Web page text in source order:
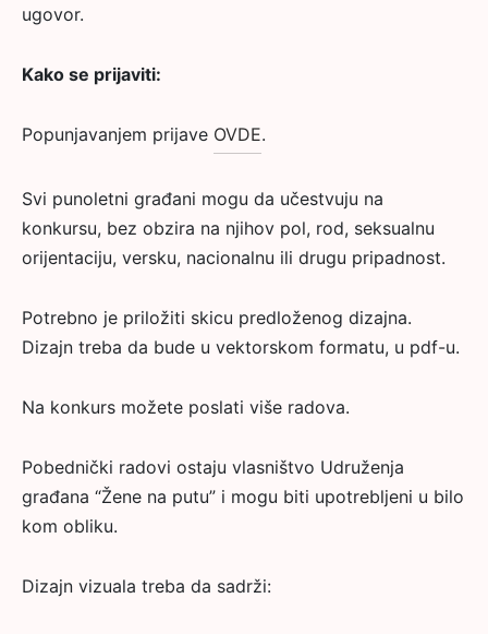
ugovor.
Kako se prijaviti:
Popunjavanjem prijave OVDE.
Svi punoletni građani mogu da učestvuju na
konkursu, bez obzira na njihov pol, rod, seksualnu
orijentaciju, versku, nacionalnu ili drugu pripadnost.
Potrebno je priložiti skicu predloženog dizajna.
Dizajn treba da bude u vektorskom formatu, u pdf-u.
Na konkurs možete poslati više radova.
Pobednički radovi ostaju vlasništvo Udruženja
građana “Žene na putu” i mogu biti upotrebljeni u bilo
kom obliku.
Dizajn vizuala treba da sadrži: